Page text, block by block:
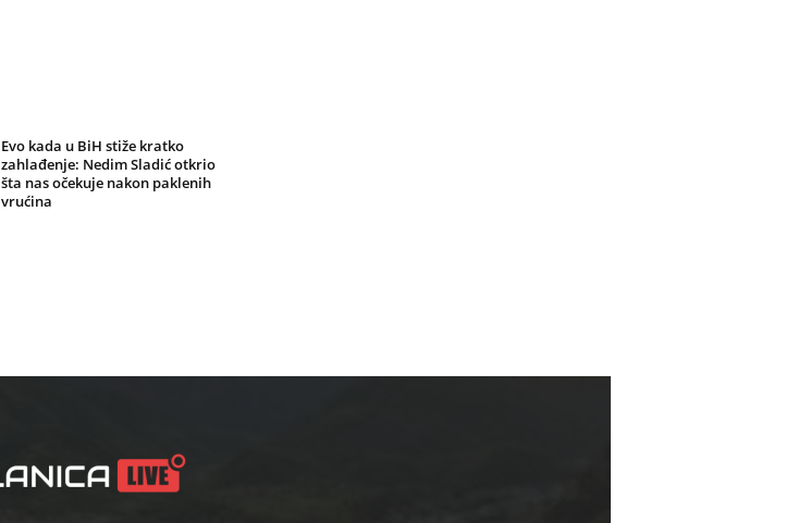
Evo kada u BiH stiže kratko
zahlađenje: Nedim Sladić otkrio
šta nas očekuje nakon paklenih
vrućina